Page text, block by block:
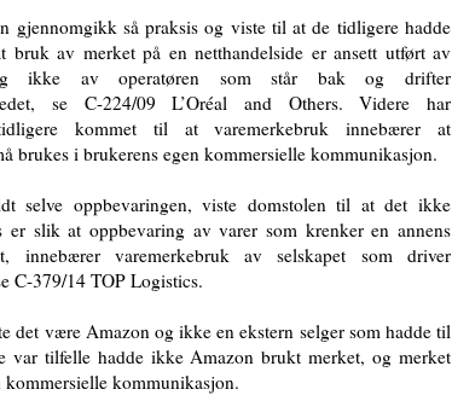
gjennomgikk så praksis og viste til at de tidligere hadde
bruk av merket på en netthandelside er ansett utført av
ikke av operatøren som står bak og drifter
se C-224/09 L’Oréal and Others. Videre har
kommet til at varemerkebruk innebærer at
brukes i brukerens egen kommersielle kommunikasjon.
selve oppbevaringen, viste domstolen til at det ikke
er slik at oppbevaring av varer som krenker en annens
innebærer varemerkebruk av selskapet som driver
C-379/14 TOP Logistics.
det være Amazon og ikke en ekstern selger som hadde til
var tilfelle hadde ikke Amazon brukt merket, og merket
kommunikasjon.